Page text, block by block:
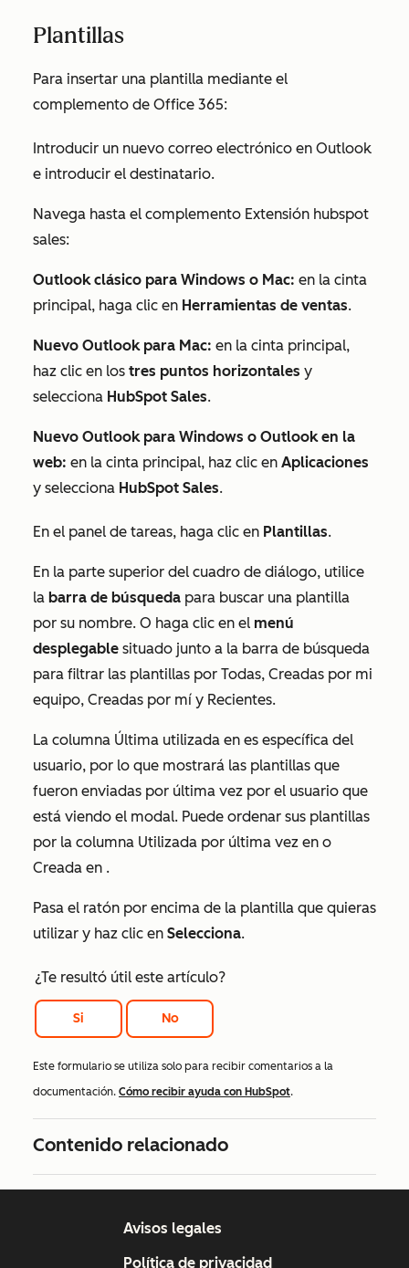
Plantillas
Para insertar una plantilla mediante el
complemento de Office 365:
Introducir un nuevo correo electrónico en Outlook
e introducir el destinatario.
Navega hasta el complemento Extensión hubspot
sales:
Outlook clásico para Windows o Mac: en la cinta
principal, haga clic en Herramientas de ventas.
Nuevo Outlook para Mac: en la cinta principal,
haz clic en los tres puntos horizontales y
selecciona HubSpot Sales.
Nuevo Outlook para Windows o Outlook en la
web: en la cinta principal, haz clic en Aplicaciones
y selecciona HubSpot Sales.
En el panel de tareas, haga clic en Plantillas.
En la parte superior del cuadro de diálogo, utilice
la barra de búsqueda para buscar una plantilla
por su nombre. O haga clic en el menú
desplegable situado junto a la barra de búsqueda
para filtrar las plantillas por Todas, Creadas por mi
equipo, Creadas por mí y Recientes.
La columna Última utilizada en es específica del
usuario, por lo que mostrará las plantillas que
fueron enviadas por última vez por el usuario que
está viendo el modal. Puede ordenar sus plantillas
por la columna Utilizada por última vez en o
Creada en .
Pasa el ratón por encima de la plantilla que quieras
utilizar y haz clic en Selecciona.
¿Te resultó útil este artículo?
Si No
Este formulario se utiliza solo para recibir comentarios a la
documentación. Cómo recibir ayuda con HubSpot.
Contenido relacionado
Avisos legales
Política de privacidad